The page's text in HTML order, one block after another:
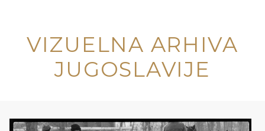
VIZUELNA ARHIVA
JUGOSLAVIJE